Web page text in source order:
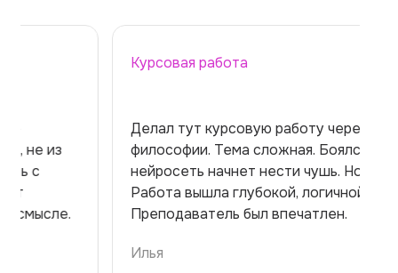
Курсовая работа
Делал тут курсовую работу через ии по
философии. Тема сложная. Боялся, что
нейросеть начнет нести чушь. Но нет!
Работа вышла глубокой, логичной.
Преподаватель был впечатлен.